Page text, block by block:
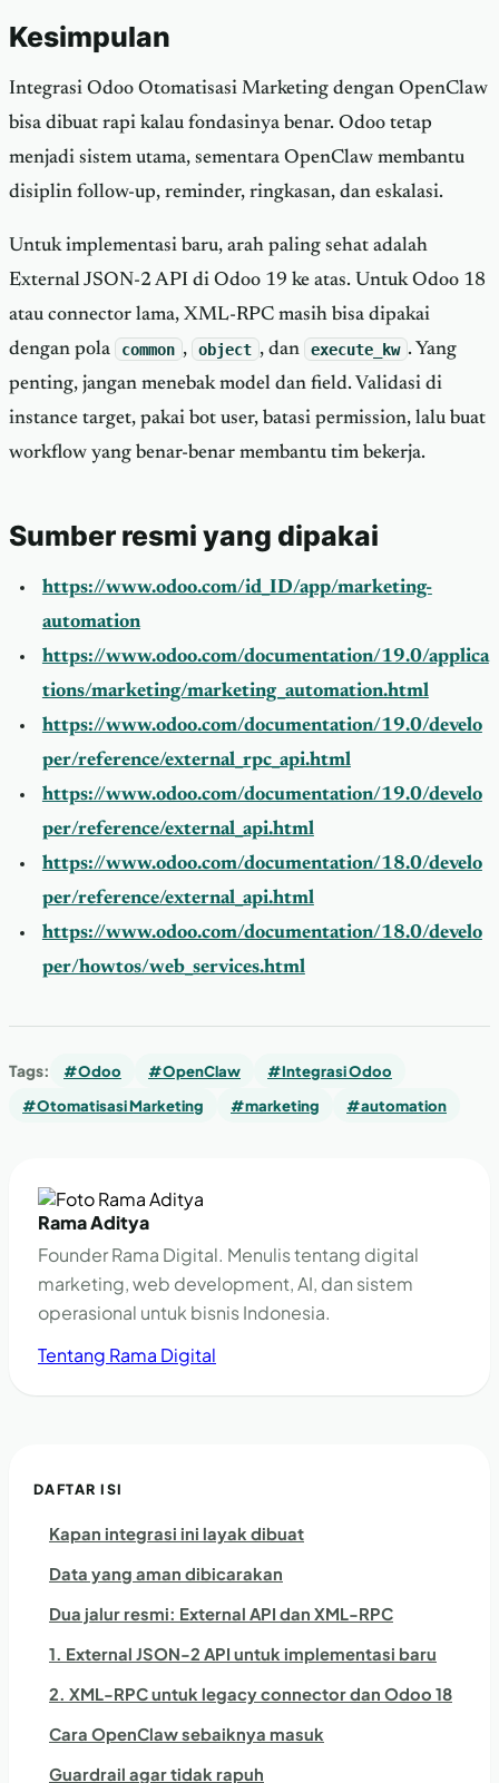
Kesimpulan
Integrasi Odoo Otomatisasi Marketing dengan OpenClaw
bisa dibuat rapi kalau fondasinya benar. Odoo tetap
menjadi sistem utama, sementara OpenClaw membantu
disiplin follow-up, reminder, ringkasan, dan eskalasi.
Untuk implementasi baru, arah paling sehat adalah
External JSON-2 API di Odoo 19 ke atas. Untuk Odoo 18
atau connector lama, XML-RPC masih bisa dipakai
dengan pola
common , object , dan execute_kw . Yang
penting, jangan menebak model dan field. Validasi di
instance target, pakai bot user, batasi permission, lalu buat
workflow yang benar-benar membantu tim bekerja.
Sumber resmi yang dipakai
https://www.odoo.com/id_ID/app/marketing-
automation
https://www.odoo.com/documentation/19.0/applica
tions/marketing/marketing_automation.html
https://www.odoo.com/documentation/19.0/develo
per/reference/external_rpc_api.html
https://www.odoo.com/documentation/19.0/develo
per/reference/external_api.html
https://www.odoo.com/documentation/18.0/develo
per/reference/external_api.html
https://www.odoo.com/documentation/18.0/develo
per/howtos/web_services.html
Tags: #Odoo #OpenClaw
#Integrasi Odoo
#Otomatisasi Marketing
#marketing #automation
Rama Aditya
Founder Rama Digital. Menulis tentang digital
marketing, web development, AI, dan sistem
operasional untuk bisnis Indonesia.
Tentang Rama Digital
DAFTAR ISI
Kapan integrasi ini layak dibuat
Data yang aman dibicarakan
Dua jalur resmi: External API dan XML-RPC
1. External JSON-2 API untuk implementasi baru
2. XML-RPC untuk legacy connector dan Odoo 18
Cara OpenClaw sebaiknya masuk
Guardrail agar tidak rapuh